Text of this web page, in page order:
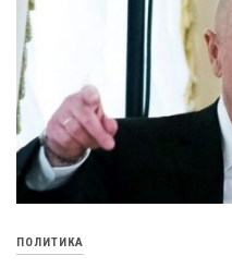
ПОЛИТИКА